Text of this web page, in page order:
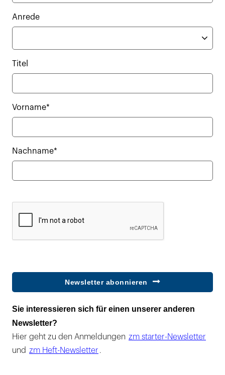
Anrede
Titel
Vorname*
Nachname*
Newsletter abonnieren
Sie interessieren sich für einen unserer anderen
Newsletter?
Hier geht zu den Anmeldungen zm starter-Newsletter
und zm Heft-Newsletter .